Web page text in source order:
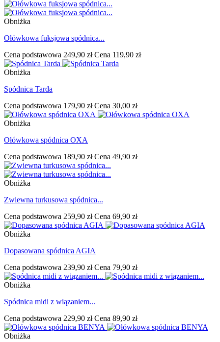
Obniżka
Ołówkowa fuksjowa spódnica...
Cena podstawowa 249,90 złCena 119,90 zł
Obniżka
Spódnica Tarda
Cena podstawowa 179,90 złCena 30,00 zł
Obniżka
Ołówkowa spódnica OXA
Cena podstawowa 189,90 złCena 49,90 zł
Obniżka
Zwiewna turkusowa spódnica...
Cena podstawowa 259,90 złCena 69,90 zł
Obniżka
Dopasowana spódnica AGIA
Cena podstawowa 239,90 złCena 79,90 zł
Obniżka
Spódnica midi z wiązaniem...
Cena podstawowa 229,90 złCena 89,90 zł
Obniżka